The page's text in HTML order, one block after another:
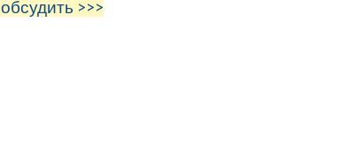
>>>